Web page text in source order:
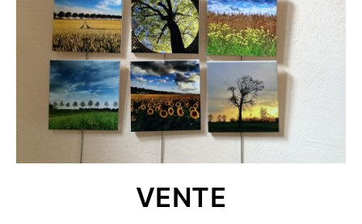
VENTE